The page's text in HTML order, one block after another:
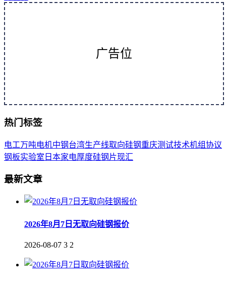
广告位
热门标签
电工万吨电机中钢台湾生产线取向硅钢重庆测试技术机组协议
钢板实验室 日本家电厚度硅钢片现汇
最新文章
2026年8月7日无取向硅钢报价
2026-08-07 3 2